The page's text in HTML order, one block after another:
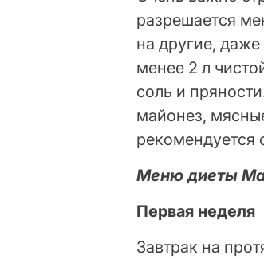
разрешается
на другие,
менее 2 л
соль и
майонез,
рекомендуется
Меню диеты
Первая неделя
Завтрак на